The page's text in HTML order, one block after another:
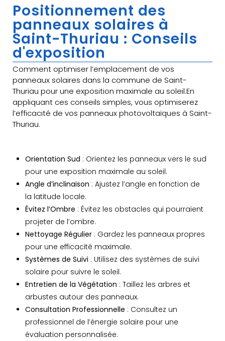
Positionnement des
panneaux solaires à
Saint-Thuriau : Conseils
d'exposition
Comment optimiser l’emplacement de vos
panneaux solaires dans la commune de Saint-
Thuriau pour une exposition maximale au soleil.En
appliquant ces conseils simples, vous optimiserez
l’efficacité de vos panneaux photovoltaïques à Saint-
Thuriau.
Orientation Sud : Orientez les panneaux vers le sud
pour une exposition maximale au soleil.
Angle d’inclinaison : Ajustez l’angle en fonction de
la latitude locale.
Évitez l’Ombre : Évitez les obstacles qui pourraient
projeter de l’ombre.
Nettoyage Régulier : Gardez les panneaux propres
pour une efficacité maximale.
Systèmes de Suivi : Utilisez des systèmes de suivi
solaire pour suivre le soleil.
Entretien de la Végétation : Taillez les arbres et
arbustes autour des panneaux.
Consultation Professionnelle : Consultez un
professionnel de l’énergie solaire pour une
évaluation personnalisée.